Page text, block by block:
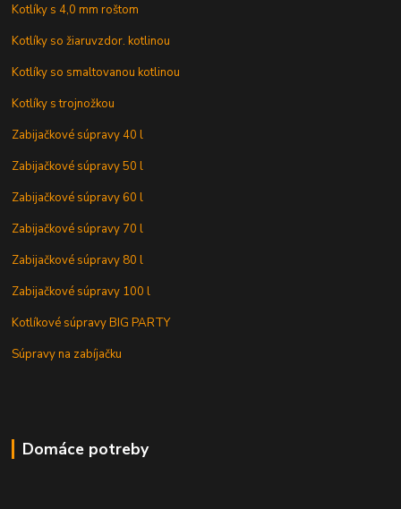
Kotlíky s 4,0 mm roštom
Kotlíky so žiaruvzdor. kotlinou
Kotlíky so smaltovanou kotlinou
Kotlíky s trojnožkou
Zabijačkové súpravy 40 l
Zabijačkové súpravy 50 l
Zabijačkové súpravy 60 l
Zabijačkové súpravy 70 l
Zabijačkové súpravy 80 l
Zabijačkové súpravy 100 l
Kotlíkové súpravy BIG PARTY
Súpravy na zabíjačku
Domáce potreby